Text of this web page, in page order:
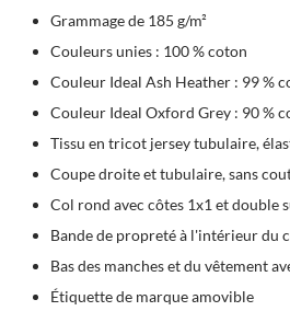
Grammage de 185 g/m²
Couleurs unies : 100 % coton
Couleur Ideal Ash Heather : 99 %
Couleur Ideal Oxford Grey : 90 %
Tissu en tricot jersey tubulaire,
Coupe droite et tubulaire, sans
Col rond avec côtes 1x1 et double
Bande de propreté à l'intérieur du
Bas des manches et du vêtement
Étiquette de marque amovible